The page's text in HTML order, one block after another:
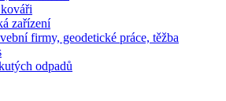
zařízení
firmy, geodetické práce, těžba
odpadů